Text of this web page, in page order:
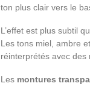
ton plus clair vers le
L’effet est plus subtil
Les tons miel, ambre
réinterprétés avec des
Les montures